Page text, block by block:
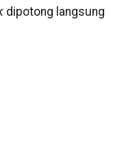
dipotong langsung